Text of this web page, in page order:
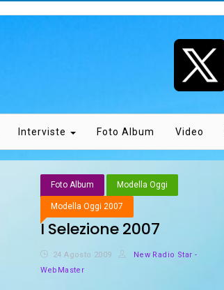
Interviste Foto Album Video
Foto Album Modella Oggi
Modella Oggi 2007
I Selezione 2007
24 Agosto 2009
New Radio Star -
WebMaster